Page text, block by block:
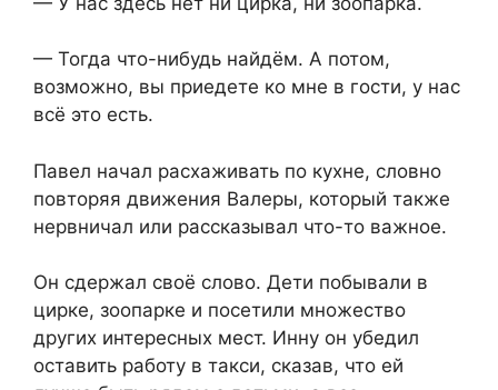
— Тогда что-нибудь найдём. А потом,
возможно, вы приедете ко мне в гости, у нас
всё это есть.
Павел начал расхаживать по кухне, словно
повторяя движения Валеры, который также
нервничал или рассказывал что-то важное.
Он сдержал своё слово. Дети побывали в
цирке, зоопарке и посетили множество
других интересных мест. Инну он убедил
оставить работу в такси, сказав, что ей